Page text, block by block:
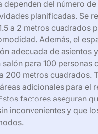
dependen del número de
planificadas. Se
a 2 metros cuadrados
Además, el
adecuada de asientos
salón para 100 personas
200 metros cuadrados.
adicionales para el
factores aseguran
inconvenientes y que